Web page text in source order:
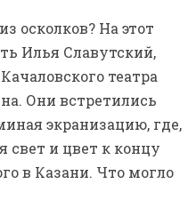
осколков? На этот
Илья Славутский,
театра
Они встретились
экранизацию, где,
свет и цвет к концу
в Казани. Что могло